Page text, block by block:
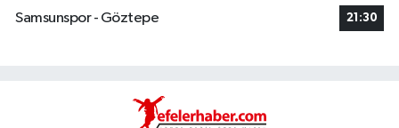
Samsunspor - Göztepe
21:30